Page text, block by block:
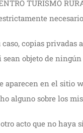
TURISMO
copias
sean objeto de
en el sitio
alguno sobre los
acto que no haya